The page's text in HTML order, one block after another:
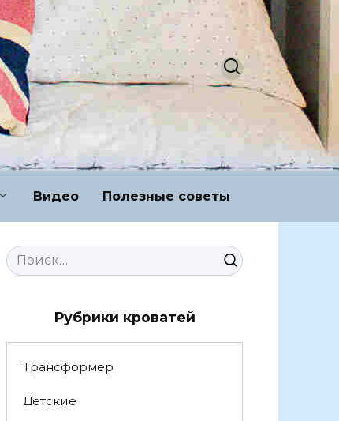
Видео Полезные советы
Search
for:
Рубрики кроватей
Трансформер
Детские